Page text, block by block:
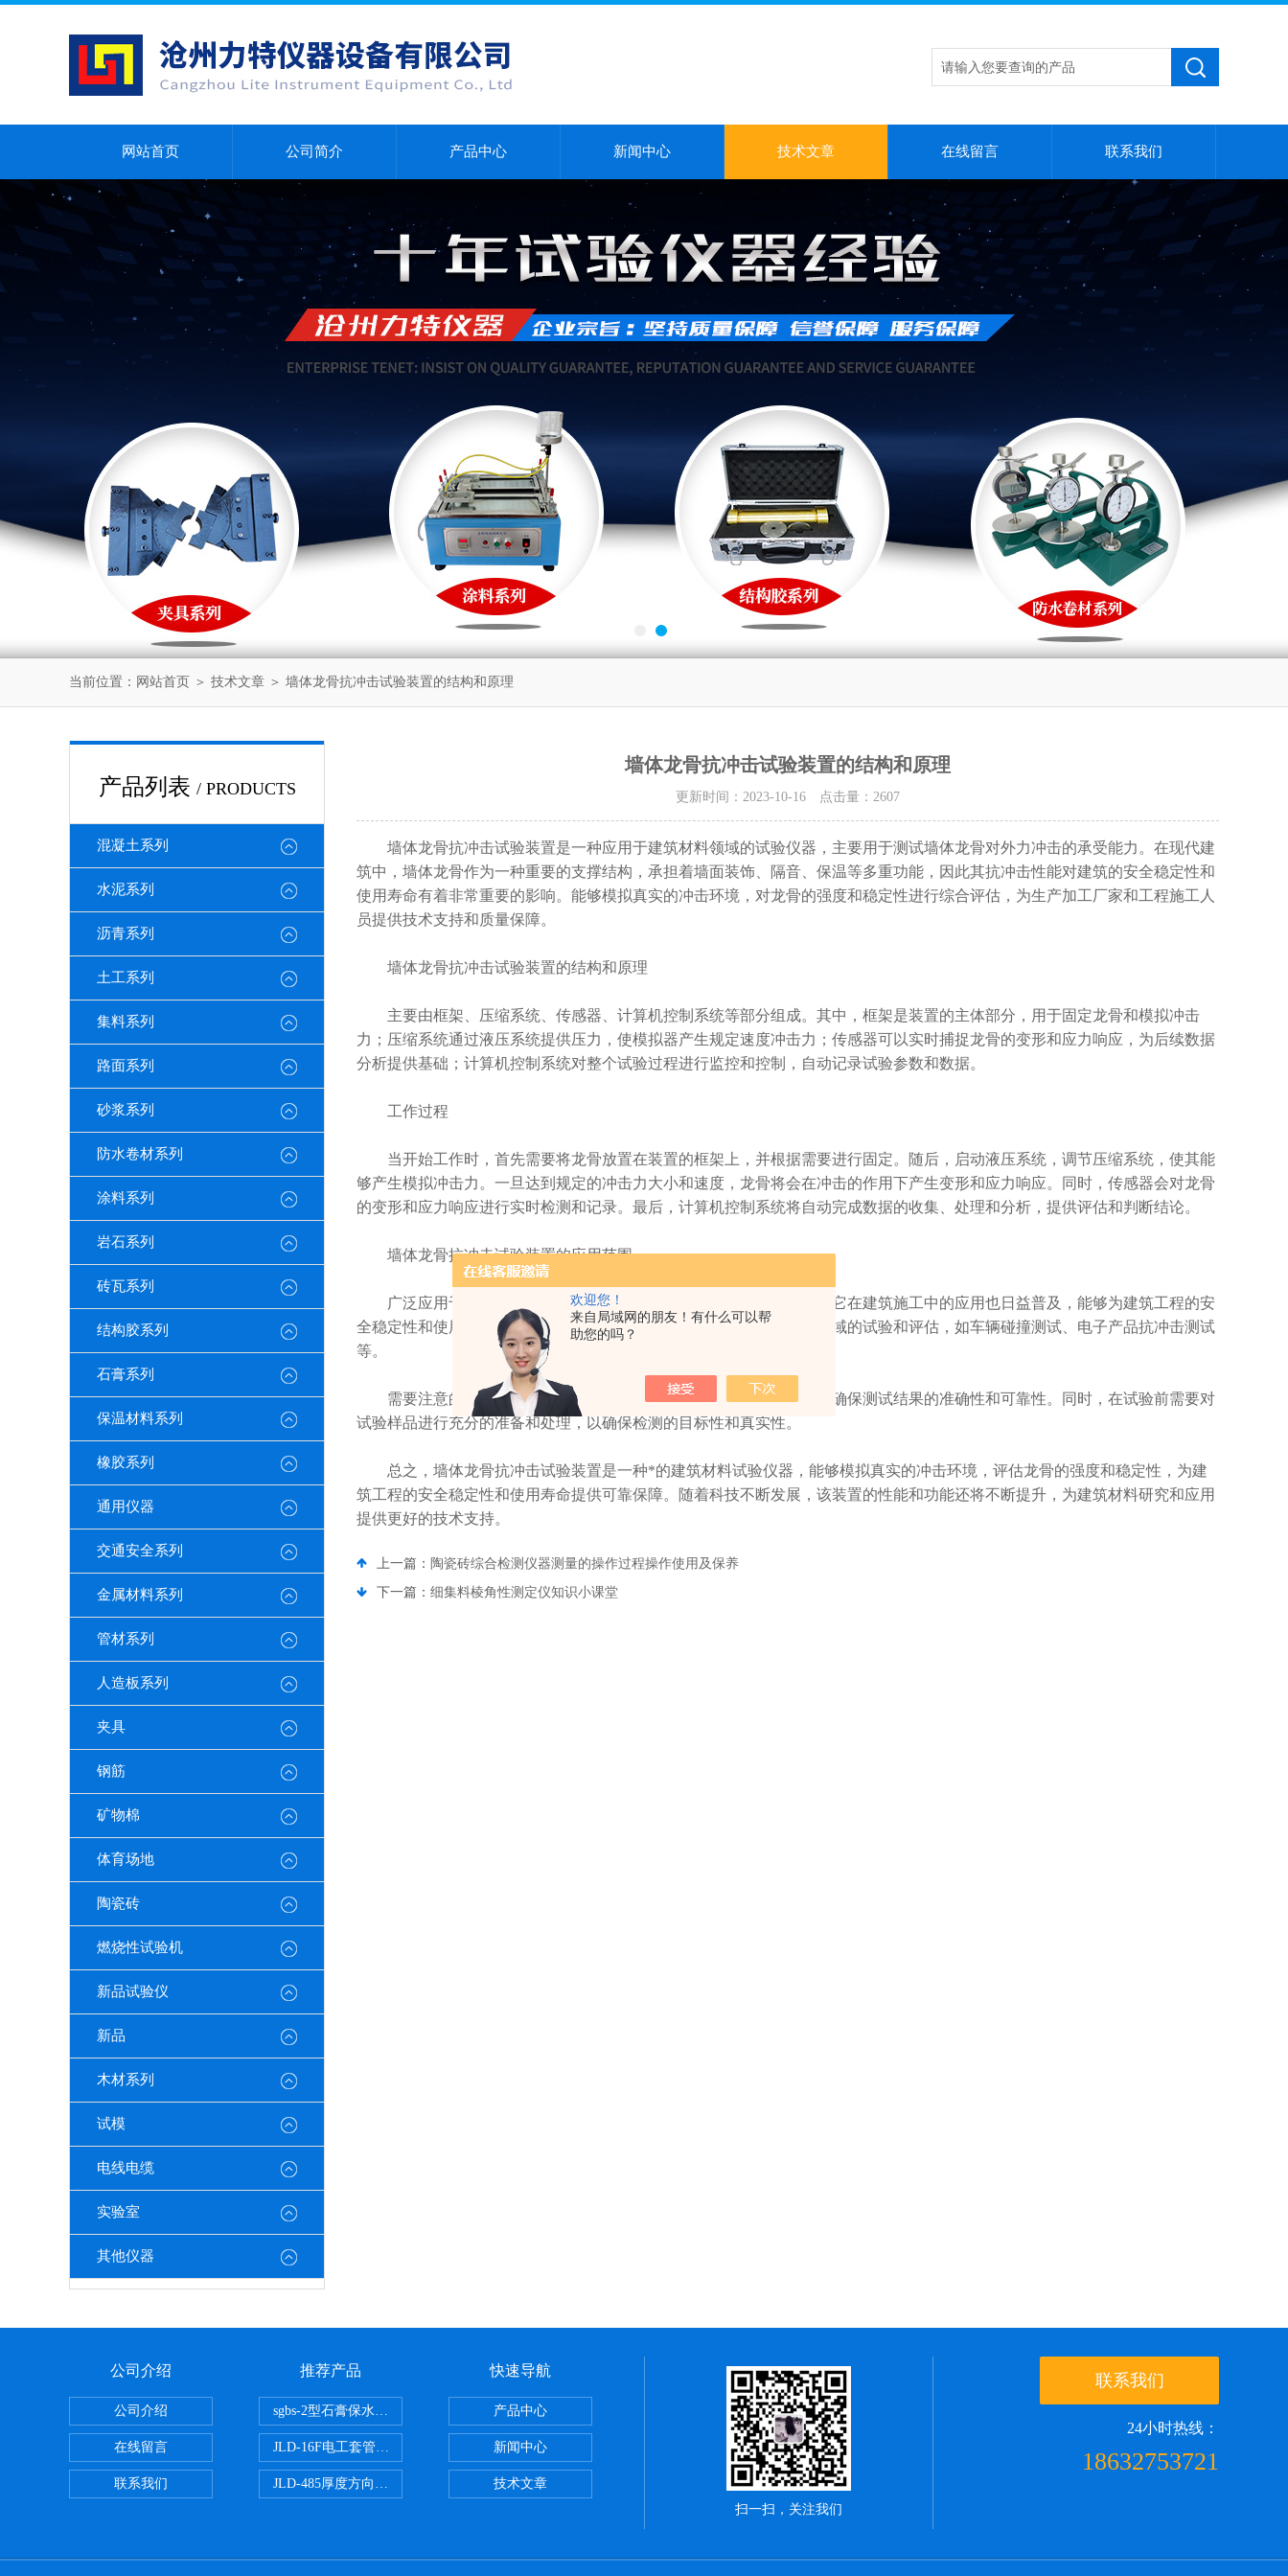
欢迎您！
来自局域网的朋友！有什么可以帮
助您的吗？
网站首页 公司简介 产品中心 新闻中心 技术文章 在线留言 联系我们
当前位置： 网站首页 ＞ 技术文章 ＞ 墙体龙骨抗冲击试验装置的结构和原理
产品列表 / PRODUCTS
混凝土系列
水泥系列
沥青系列
土工系列
集料系列
路面系列
砂浆系列
防水卷材系列
涂料系列
岩石系列
砖瓦系列
结构胶系列
石膏系列
保温材料系列
橡胶系列
通用仪器
交通安全系列
金属材料系列
管材系列
人造板系列
夹具
钢筋
矿物棉
体育场地
陶瓷砖
燃烧性试验机
新品试验仪
新品
木材系列
试模
电线电缆
实验室
其他仪器
墙体龙骨抗冲击试验装置的结构和原理
更新时间：2023-10-16 点击量： 2607
墙体龙骨抗冲击试验装置是一种应用于建筑材料领域的试验仪器，主要用于测试墙体龙骨对外力冲击的承受能力。在现代建
筑中，墙体龙骨作为一种重要的支撑结构，承担着墙面装饰、隔音、保温等多重功能，因此其抗冲击性能对建筑的安全稳定性和
使用寿命有着非常重要的影响。能够模拟真实的冲击环境，对龙骨的强度和稳定性进行综合评估，为生产加工厂家和工程施工人
员提供技术支持和质量保障。
墙体龙骨抗冲击试验装置的结构和原理
主要由框架、压缩系统、传感器、计算机控制系统等部分组成。其中，框架是装置的主体部分，用于固定龙骨和模拟冲击
力；压缩系统通过液压系统提供压力，使模拟器产生规定速度冲击力；传感器可以实时捕捉龙骨的变形和应力响应，为后续数据
分析提供基础；计算机控制系统对整个试验过程进行监控和控制，自动记录试验参数和数据。
工作过程
当开始工作时，首先需要将龙骨放置在装置的框架上，并根据需要进行固定。随后，启动液压系统，调节压缩系统，使其能
够产生模拟冲击力。一旦达到规定的冲击力大小和速度，龙骨将会在冲击的作用下产生变形和应力响应。同时，传感器会对龙骨
的变形和应力响应进行实时检测和记录。最后，计算机控制系统将自动完成数据的收集、处理和分析，提供评估和判断结论。
墙体龙骨抗冲击试验装置的应用范围
广泛应用于建筑材料领域，特别是用于龙骨的强度和稳定性测试。它在建筑施工中的应用也日益普及，能够为建筑工程的安
全稳定性和使用寿命提供可靠保障。除此之外，它还可以应用于其他领域的试验和评估，如车辆碰撞测试、电子产品抗冲击测试
等。
需要注意的是，在使用中必须遵守相关的操作规范和安全准则，以确保测试结果的准确性和可靠性。同时，在试验前需要对
试验样品进行充分的准备和处理，以确保检测的目标性和真实性。
总之，墙体龙骨抗冲击试验装置是一种*的建筑材料试验仪器，能够模拟真实的冲击环境，评估龙骨的强度和稳定性，为建
筑工程的安全稳定性和使用寿命提供可靠保障。随着科技不断发展，该装置的性能和功能还将不断提升，为建筑材料研究和应用
提供更好的技术支持。
上一篇： 陶瓷砖综合检测仪器测量的操作过程操作使用及保养
下一篇： 细集料棱角性测定仪知识小课堂
公司介绍
公司介绍
在线留言
联系我们
推荐产品
sgbs-2型石膏保水率测定仪粉刷石膏检测水泥全自动
JLD-16F电工套管恒温水浴管材
JLD-485厚度方向性钢板拉伸试验夹具
快速导航
产品中心
新闻中心
技术文章
扫一扫，关注我们
联系我们
24小时热线：
18632753721